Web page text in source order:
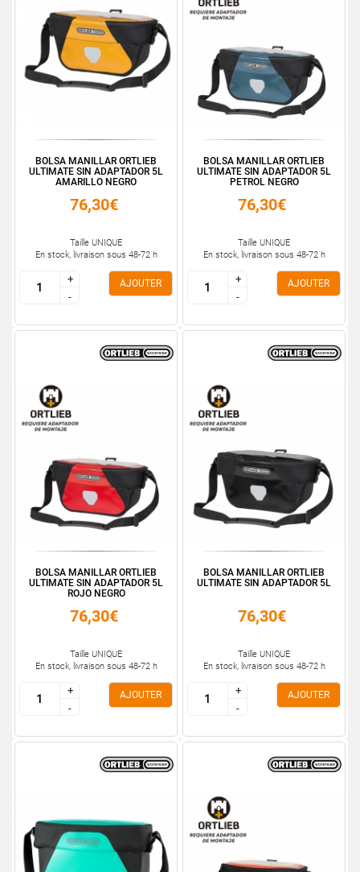
BOLSA MANILLAR ORTLIEB
ULTIMATE SIN ADAPTADOR 5L
AMARILLO NEGRO
76,30€
Taille UNIQUE
En stock, livraison sous 48-72 h
+
-
+
-
AJOUTER
BOLSA MANILLAR ORTLIEB
ULTIMATE SIN ADAPTADOR 5L
PETROL NEGRO
76,30€
Taille UNIQUE
En stock, livraison sous 48-72 h
+
-
+
-
AJOUTER
BOLSA MANILLAR ORTLIEB
ULTIMATE SIN ADAPTADOR 5L
ROJO NEGRO
76,30€
Taille UNIQUE
En stock, livraison sous 48-72 h
+
-
+
-
AJOUTER
BOLSA MANILLAR ORTLIEB
ULTIMATE SIN ADAPTADOR 5L
76,30€
Taille UNIQUE
En stock, livraison sous 48-72 h
+
-
+
-
AJOUTER